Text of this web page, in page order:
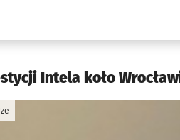
rozwoju przedsiębiorczości
Intela koło